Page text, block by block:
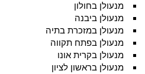
מנעולן בחולון
מנעולן ביבנה
מנעולן במזכרת בתיה
מנעולן בפתח תקווה
מנעולן בקרית אונו
מנעולן בראשון לציון